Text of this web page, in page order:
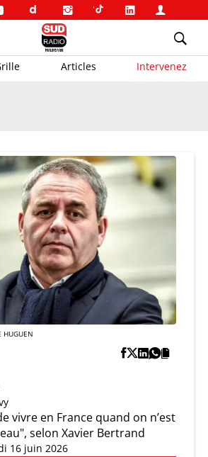
Articles Intervenez
vivre en France quand on n’est
selon Xavier Bertrand
16 juin 2026